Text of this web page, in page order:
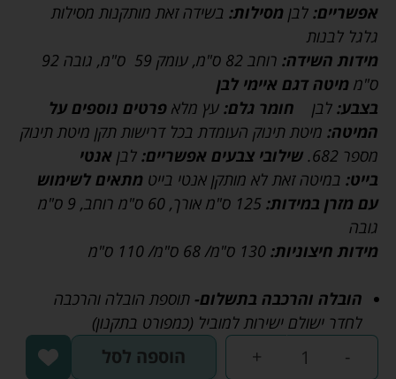
אפשריים: לבן מסילות: בשידה זאת מותקנות מסילות
גלגל לבנות
מידות השידה:
רוחב 82 ס"מ, עומק 59 ס"מ, גובה 92
ס"מ מיטה דגם איימי לבן
בצבע: לבן חומר גלם: עץ מלא פרטים נוספים על
המיטה: מיטת תינוק העומדת בכל דרישות תקן מיטת תינוק
מספר 682.
שילובי צבעים אפשריים: לבן אנטי
בייט: במיטה זאת לא מותקן אנטי בייט מתאים לשימוש
עם מזרן במידות:
125 ס"מ אורך, 60 ס"מ רוחב, 9 ס"מ
גובה
מידות חיצוניות:
הובלה והרכבה בתשלום- תוספת הובלה והרכבה
לחדר ישולם ישירות למוביל (כמפורט בתקנון)
-
+ הוספה לסל